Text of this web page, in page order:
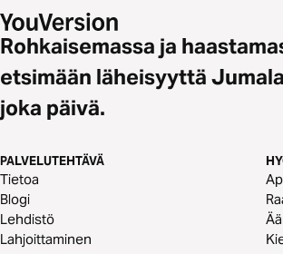
Rohkaisemassa ja
etsimään läheisyyttä
joka päivä.
PALVELUTEHTÄVÄ
Tietoa
Blogi
Lehdistö
Lahjoittaminen